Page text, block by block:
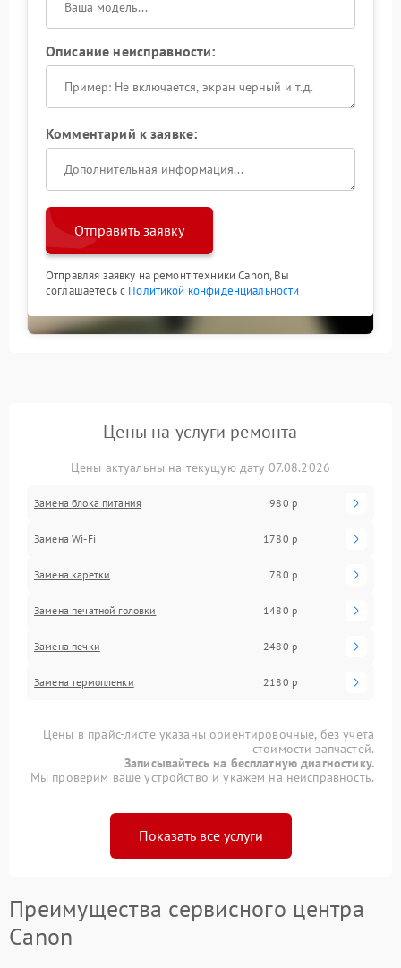
Описание неисправности:
Комментарий к заявке:
Отправить заявку
Отправляя заявку на ремонт техники Canon, Вы
соглашаетесь с Политикой конфиденциальности
Цены на услуги ремонта
Цены актуальны на текущую дату 07.08.2026
Замена блока питания 980 р
Замена Wi-Fi 1780 р
Замена каретки 780 р
Замена печатной головки 1480 р
Замена печки 2480 р
Замена термопленки 2180 р
Цены в прайс-листе указаны ориентировочные, без учета
стоимости запчастей.
Записывайтесь на бесплатную диагностику.
Мы проверим ваше устройство и укажем на неисправность.
Показать все услуги
Преимущества сервисного центра
Canon